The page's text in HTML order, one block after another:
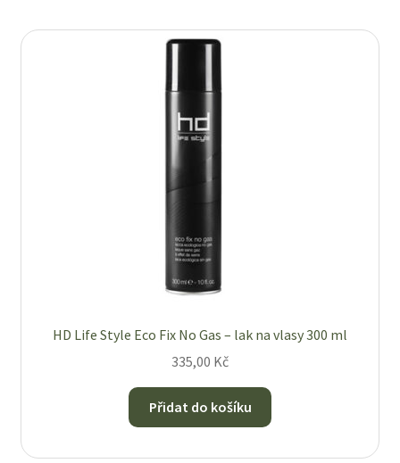
HD Life Style Eco Fix No Gas – lak na vlasy 300 ml
335,00 Kč
Přidat do košíku